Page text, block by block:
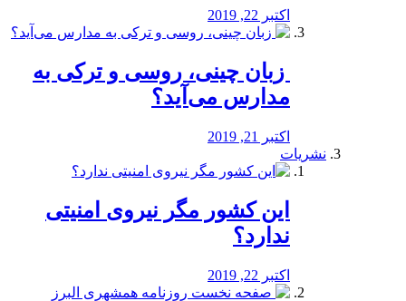
اکتبر 22, 2019
️ زبان چینی، روسی و ترکی به
مدارس می‌آید؟
اکتبر 21, 2019
نشریات
این کشور مگر نیروی امنیتی
ندارد؟
اکتبر 22, 2019